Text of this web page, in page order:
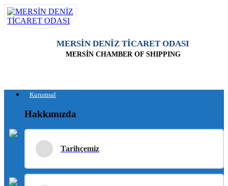
MERSİN DENİZ TİCARET ODASI
MERSİN CHAMBER OF SHIPPING
Kurumsal
Hakkımızda
Tarihçemiz